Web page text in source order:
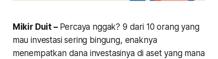
Mikir Duit – Percaya nggak? 9 dari 10 orang yang
mau investasi sering bingung, enaknya
menempatkan dana investasinya di aset yang mana